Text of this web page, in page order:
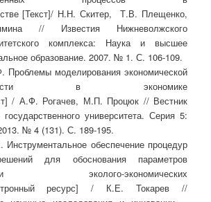
[Текст]/ Н.Н. Скитер, Т.В. Плещенко,
// Известия Нижневолжского
комплекса: Наука и высшее
образование. 2007. № 1. С. 106-109.
Проблемы моделирования экономической
в экономике
/ А.Ф. Рогачев, М.П. Процюк // Вестник
государственного университета. Серия 5:
№ 4 (131). С. 189-195.
Инструментальное обеспечение процедур
для обоснования параметров
эколого-экономических
ресурс] / К.Е. Токарев //